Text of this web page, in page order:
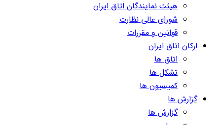
هیئت نمایندگان اتاق ایران
شورای عالی نظارت
قوانین و مقررات
ارکان اتاق ایران
اتاق ها
تشکل ها
کمیسیون ها
گزارش ها
گزارش ها